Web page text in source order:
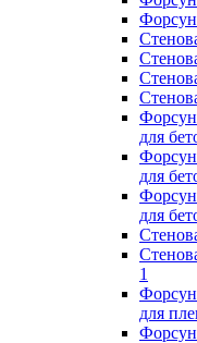
для
для
для
1
для